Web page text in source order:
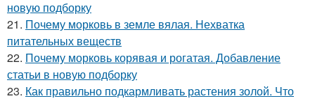
новую подборку
21. Почему морковь в земле вялая. Нехватка
питательных веществ
22. Почему морковь корявая и рогатая. Добавление
статьи в новую подборку
23. Как правильно подкармливать растения золой. Что